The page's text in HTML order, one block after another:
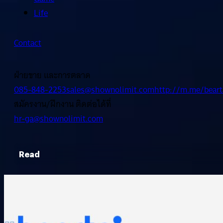
Life
Contact
ฝ่ายขาย และการตลาด
085-848-2253sales@shownolimit.comhttp://m.me/
สมัครงาน/ฝึกงาน ติดต่อได้ที่
hr-ga@shownolimit.com
Read